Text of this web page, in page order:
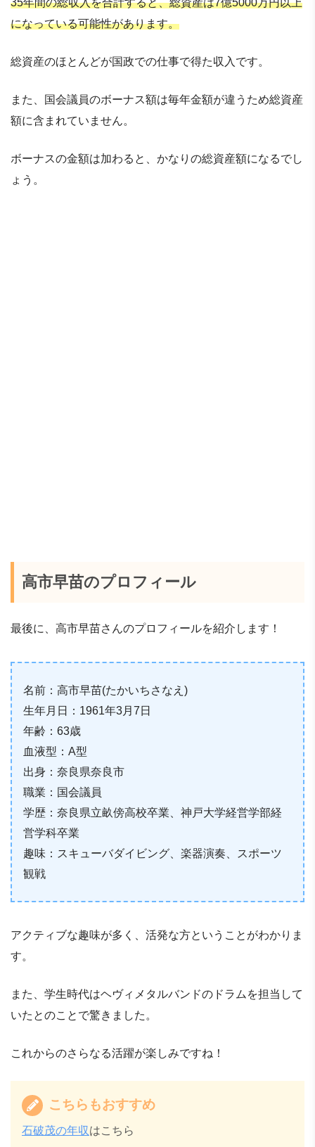
35年間の総収入を合計すると、総資産は7億5000万円以上
になっている可能性があります。
総資産のほとんどが国政での仕事で得た収入です。
また、国会議員のボーナス額は毎年金額が違うため総資産
額に含まれていません。
ボーナスの金額は加わると、かなりの総資産額になるでし
ょう。
高市早苗のプロフィール
最後に、高市早苗さんのプロフィールを紹介します！
名前：高市早苗(たかいちさなえ)
生年月日：1961年3月7日
年齢：63歳
血液型：A型
出身：奈良県奈良市
職業：国会議員
学歴：奈良県立畝傍高校卒業、神戸大学経営学部経
営学科卒業
趣味：スキューバダイビング、楽器演奏、スポーツ
観戦
アクティブな趣味が多く、活発な方ということがわかりま
す。
また、学生時代はヘヴィメタルバンドのドラムを担当して
いたとのことで驚きました。
これからのさらなる活躍が楽しみですね！
こちらもおすすめ
石破茂の年収はこちら